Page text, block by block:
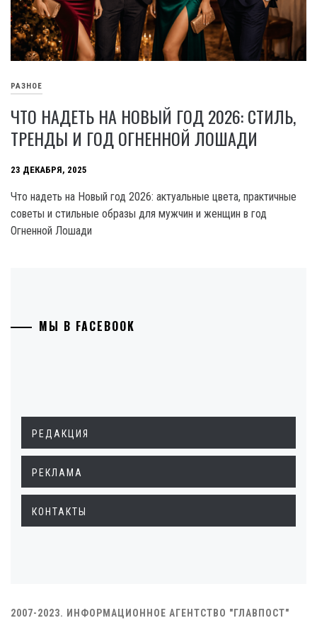
РАЗНОЕ
ЧТО НАДЕТЬ НА НОВЫЙ ГОД 2026: СТИЛЬ,
ТРЕНДЫ И ГОД ОГНЕННОЙ ЛОШАДИ
23 ДЕКАБРЯ, 2025
Что надеть на Новый год 2026: актуальные цвета, практичные
советы и стильные образы для мужчин и женщин в год
Огненной Лошади
МЫ В FACEBOOK
РЕДАКЦИЯ
РЕКЛАМА
КОНТАКТЫ
2007-2023. ИНФОРМАЦИОННОЕ АГЕНТСТВО "ГЛАВПОСТ"